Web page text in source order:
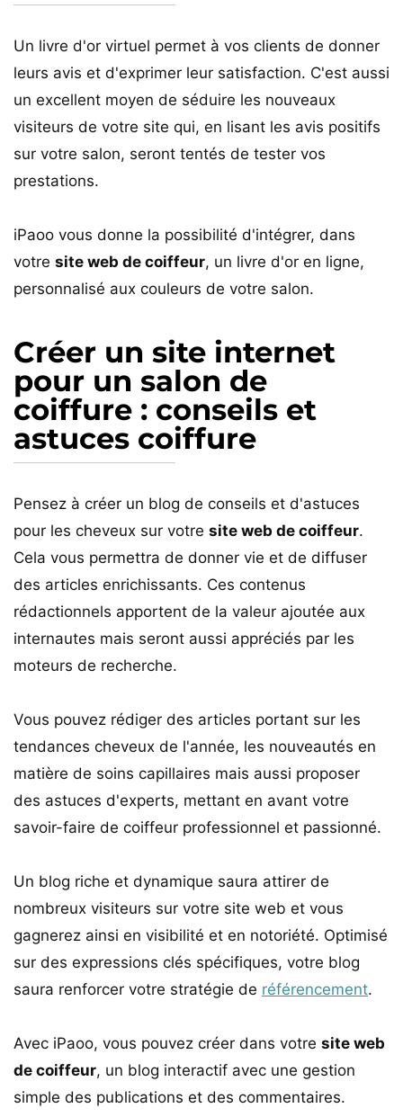
Un livre d'or virtuel permet à vos clients de donner
leurs avis et d'exprimer leur satisfaction. C'est aussi
un excellent moyen de séduire les nouveaux
visiteurs de votre site qui, en lisant les avis positifs
sur votre salon, seront tentés de tester vos
prestations.
iPaoo vous donne la possibilité d'intégrer, dans
votre site web de coiffeur, un livre d'or en ligne,
personnalisé aux couleurs de votre salon.
Créer un site internet
pour un salon de
coiffure : conseils et
astuces coiffure
Pensez à créer un blog de conseils et d'astuces
pour les cheveux sur votre site web de coiffeur.
Cela vous permettra de donner vie et de diffuser
des articles enrichissants. Ces contenus
rédactionnels apportent de la valeur ajoutée aux
internautes mais seront aussi appréciés par les
moteurs de recherche.
Vous pouvez rédiger des articles portant sur les
tendances cheveux de l'année, les nouveautés en
matière de soins capillaires mais aussi proposer
des astuces d'experts, mettant en avant votre
savoir-faire de coiffeur professionnel et passionné.
Un blog riche et dynamique saura attirer de
nombreux visiteurs sur votre site web et vous
gagnerez ainsi en visibilité et en notoriété. Optimisé
sur des expressions clés spécifiques, votre blog
saura renforcer votre stratégie de référencement.
Avec iPaoo, vous pouvez créer dans votre site web
de coiffeur, un blog interactif avec une gestion
simple des publications et des commentaires.